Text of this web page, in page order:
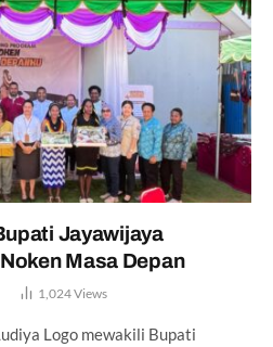
Jayawijaya
Masa Depan
1,024Views
Logo mewakili Bupati